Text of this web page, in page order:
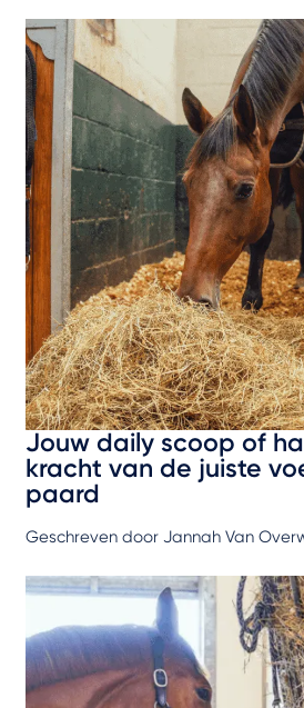
Jouw daily scoop of
kracht van de juiste
paard
Geschreven door Jannah Van